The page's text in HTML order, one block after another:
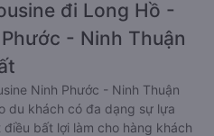
đi Long Hồ -
- Ninh Thuận
Ninh Phước - Ninh Thuận
du khách có đa dạng sự lựa
bất lợi làm cho hàng khách